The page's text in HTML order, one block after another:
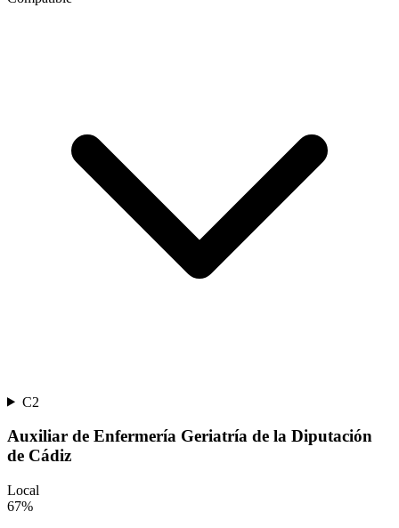
C2
Auxiliar de Enfermería Geriatría de la Diputación
de Cádiz
Local
67%